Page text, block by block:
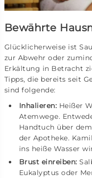
Bewährte
Glücklicherweise ist
zur Abwehr oder
Erkältung in Betracht
Tipps, die bereits seit
sind folgende:
Inhalieren: Heißer
Atemwege.
Handtuch über
der Apotheke.
ins heiße Wasser
Brust einreiben:
Eukalyptus oder